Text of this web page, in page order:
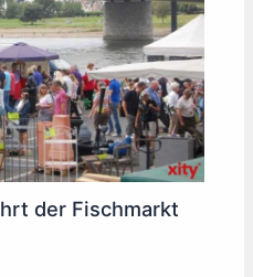
der Fischmarkt